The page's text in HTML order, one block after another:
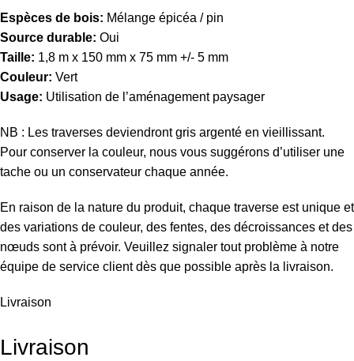
Espèces de bois: Mélange épicéa / pin
Source durable: Oui
Taille: 1,8 m x 150 mm x 75 mm +/- 5 mm
Couleur: Vert
Usage: Utilisation de l’aménagement paysager
NB : Les traverses deviendront gris argenté en vieillissant.
Pour conserver la couleur, nous vous suggérons d’utiliser une
tache ou un conservateur chaque année.
En raison de la nature du produit, chaque traverse est unique et
des variations de couleur, des fentes, des décroissances et des
nœuds sont à prévoir. Veuillez signaler tout problème à notre
équipe de service client dès que possible après la livraison.
Livraison
Livraison